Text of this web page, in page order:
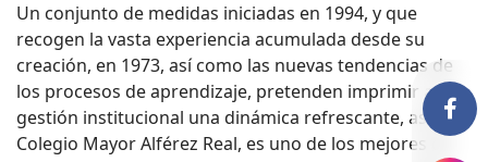
Un conjunto de medidas iniciadas en 1994, y que
recogen la vasta experiencia acumulada desde su
creación, en 1973, así como las nuevas tendencias de
los procesos de aprendizaje, pretenden imprimir a la
gestión institucional una dinámica refrescante, así el
Colegio Mayor Alférez Real, es uno de los mejores de